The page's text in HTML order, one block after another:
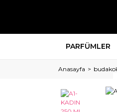
PARFÜMLER
Anasayfa